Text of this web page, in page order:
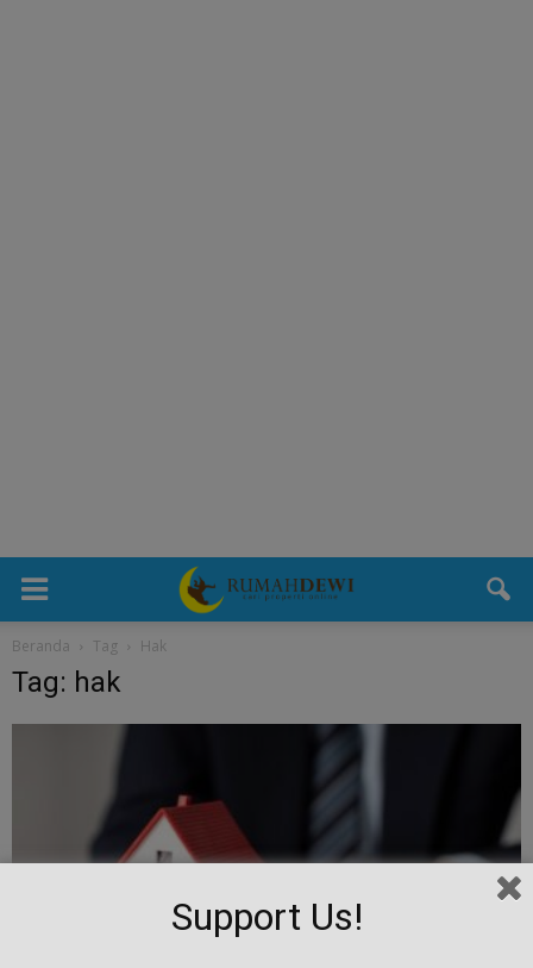
Beranda Tag Hak
Tag: hak
Support Us!